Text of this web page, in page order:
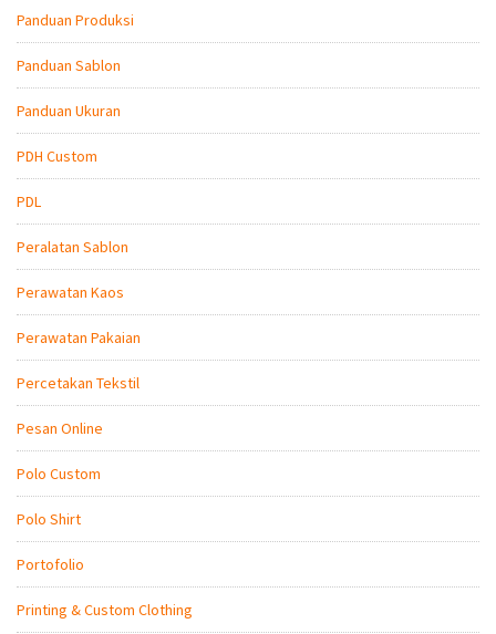
Panduan Produksi
Panduan Sablon
Panduan Ukuran
PDH Custom
PDL
Peralatan Sablon
Perawatan Kaos
Perawatan Pakaian
Percetakan Tekstil
Pesan Online
Polo Custom
Polo Shirt
Portofolio
Printing & Custom Clothing